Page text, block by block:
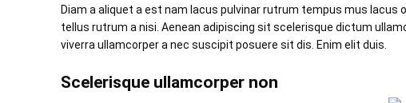
Diam a aliquet a est nam lacus pulvinar rutrum tempus mus
tellus rutrum a nisi. Aenean adipiscing sit scelerisque dictum
viverra ullamcorper a nec suscipit posuere sit dis. Enim elit duis.
Scelerisque ullamcorper non